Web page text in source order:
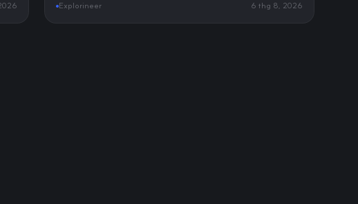
Explorineer 6 thg 8, 2026